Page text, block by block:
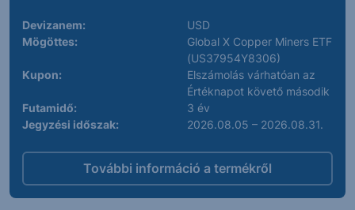
Devizanem:
USD
Mögöttes:
Global X Copper Miners ETF
(US37954Y8306)
Kupon:
Elszámolás várhatóan az
Értéknapot követő második
Futamidő:
3 év
Jegyzési időszak:
2026.08.05 – 2026.08.31.
További információ a termékről